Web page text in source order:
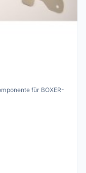
für BOXER-